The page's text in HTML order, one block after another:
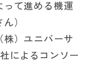
って進める機運
）
株）ユニバーサ
によるコンソー